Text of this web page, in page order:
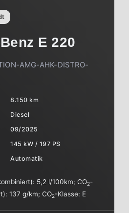
E 220
AMG-AHK-DISTRO-
8.150 km
Diesel
09/2025
145 kW / 197 PS
Automatik
5,2 l/100km;CO2-
137 g/km;CO2-Klasse: E